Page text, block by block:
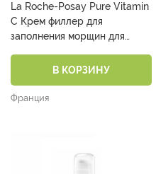
La Roche-Posay Pure Vitamin
C Крем филлер для
заполнения морщин для
В КОРЗИНУ
Франция